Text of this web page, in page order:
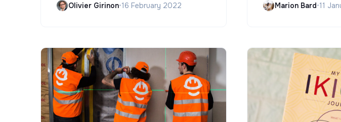
Olivier Girinon•16 February 2022 Marion Bard•11